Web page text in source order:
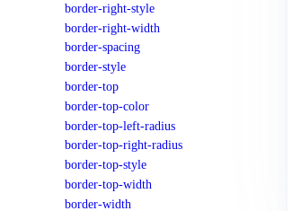
border-right-style
border-right-width
border-spacing
border-style
border-top
border-top-color
border-top-left-radius
border-top-right-radius
border-top-style
border-top-width
border-width